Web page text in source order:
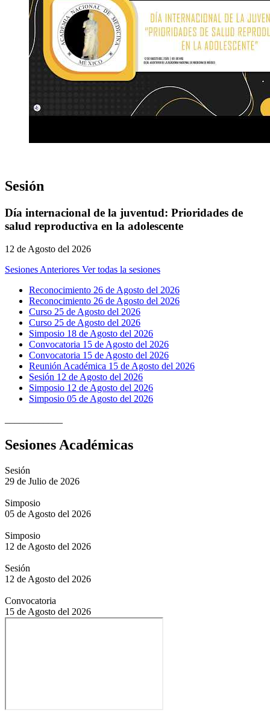
Sesión
Día internacional de la juventud: Prioridades de
salud reproductiva en la adolescente
12 de Agosto del 2026
Sesiones Anteriores Ver todas la sesiones
Reconocimiento 26 de Agosto del 2026
Reconocimiento 26 de Agosto del 2026
Curso 25 de Agosto del 2026
Curso 25 de Agosto del 2026
Simposio 18 de Agosto del 2026
Convocatoria 15 de Agosto del 2026
Convocatoria 15 de Agosto del 2026
Reunión Académica 15 de Agosto del 2026
Sesión 12 de Agosto del 2026
Simposio 12 de Agosto del 2026
Simposio 05 de Agosto del 2026
Sesiones Académicas
Sesión
29 de Julio de 2026
Simposio
05 de Agosto del 2026
Simposio
12 de Agosto del 2026
Sesión
12 de Agosto del 2026
Convocatoria
15 de Agosto del 2026